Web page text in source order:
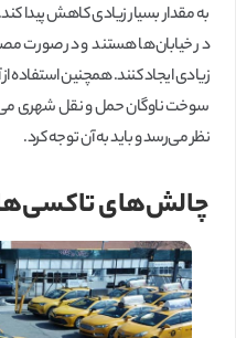
به مقدار بسیار زیادی کاهش پیدا
در خیابان‌ها هستند و در صورت
زیادی ایجاد کنند. همچنین
سوخت ناوگان حمل و نقل شهری
نظر می‌رسد و باید به آن توجه کرد.
چالش‌های